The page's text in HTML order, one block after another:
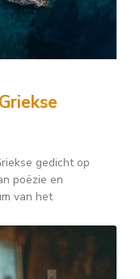
gedicht op
poëzie en
van het